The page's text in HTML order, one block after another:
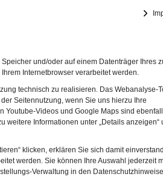
und/oder auf einem Datenträger Ihres
Internetbrowser verarbeitet werden.
technisch zu realisieren. Das Webanalyse-
Seitennutzung, wenn Sie uns hierzu Ihre
Youtube-Videos und Google Maps sind
Informationen unter „Details anzeigen“
klicken, erklären Sie sich damit
werden. Sie können Ihre Auswahl jederzeit
Verwaltung in den
des Karnevals
2006